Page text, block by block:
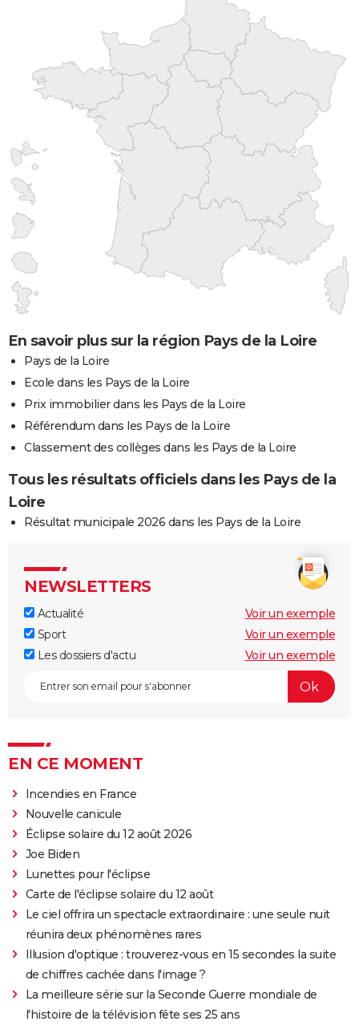
En savoir plus sur la région Pays de la Loire
Pays de la Loire
Ecole dans les Pays de la Loire
Prix immobilier dans les Pays de la Loire
Référendum dans les Pays de la Loire
Classement des collèges dans les Pays de la Loire
Tous les résultats officiels dans les Pays de la
Loire
Résultat municipale 2026 dans les Pays de la Loire
NEWSLETTERS
Actualité
Voir un exemple
Sport
Voir un exemple
Les dossiers d'actu
Voir un exemple
EN CE MOMENT
Incendies en France
Nouvelle canicule
Éclipse solaire du 12 août 2026
Joe Biden
Lunettes pour l'éclipse
Carte de l'éclipse solaire du 12 août
Le ciel offrira un spectacle extraordinaire : une seule nuit
réunira deux phénomènes rares
Illusion d'optique : trouverez-vous en 15 secondes la suite
de chiffres cachée dans l'image ?
La meilleure série sur la Seconde Guerre mondiale de
l'histoire de la télévision fête ses 25 ans